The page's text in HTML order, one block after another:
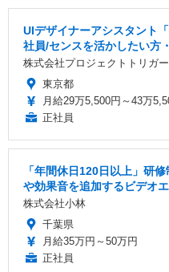
UIデザイナーアシスタント
社員/センスを活かしたい方
株式会社プロジェクトトリガー
東京都
月給29万5,500円～43万
正社員
「年間休日120日以上」研
や効果音を追加するビデオ
株式会社小林
千葉県
月給35万円～50万円
正社員